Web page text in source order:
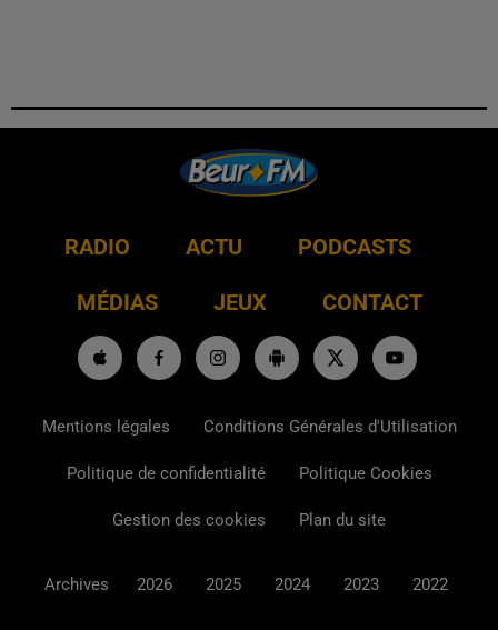
RADIO ACTU PODCASTS
MÉDIAS JEUX CONTACT
Mentions légales Conditions Générales d'Utilisation
Politique de confidentialité Politique Cookies
Gestion des cookies Plan du site
Archives 2026 2025 2024 2023 2022